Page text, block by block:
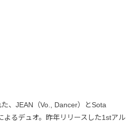
、JEAN（Vo., Dancer）とSota
よるデュオ。昨年リリースした1stアル